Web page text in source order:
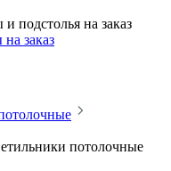
подстолья на заказ
заказ
потолочные